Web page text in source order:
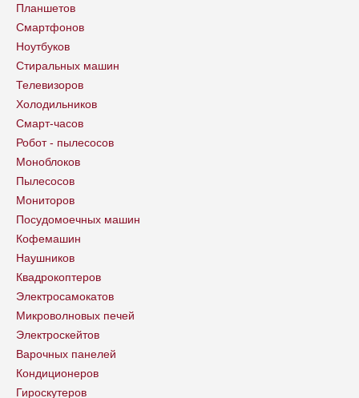
Планшетов
Смартфонов
Ноутбуков
Стиральных машин
Телевизоров
Холодильников
Смарт-часов
Робот - пылесосов
Моноблоков
Пылесосов
Мониторов
Посудомоечных машин
Кофемашин
Наушников
Квадрокоптеров
Электросамокатов
Микроволновых печей
Электроскейтов
Варочных панелей
Кондиционеров
Гироскутеров